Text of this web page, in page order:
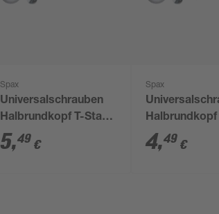
Spax
Universalschrauben
Halbrundkopf T-Star
plus T20 Stahl Ø 3 x
12 mm 100 Stück
5,49 €
Spax
Halbrundkopf
plus T20
40 mm 10
4,49 €